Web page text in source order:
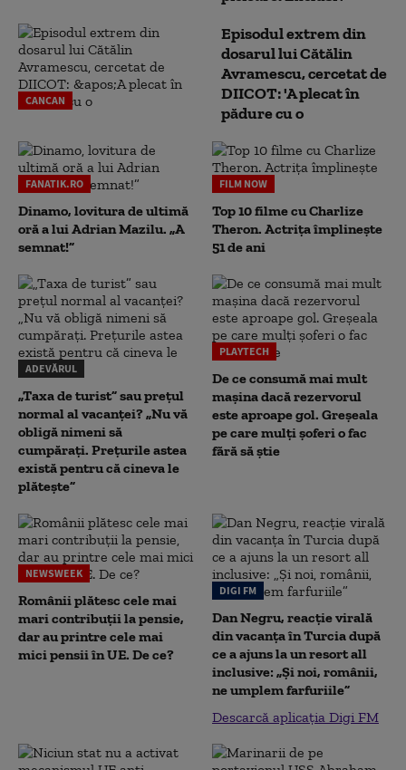
CANCAN
Episodul extrem din
dosarul lui Cătălin
Avramescu, cercetat de
DIICOT: 'A plecat în
pădure cu o
FANATIK.RO
Dinamo, lovitura de ultimă
oră a lui Adrian Mazilu. „A
semnat!”
FILM NOW
Top 10 filme cu Charlize
Theron. Actrița împlinește
51 de ani
ADEVĂRUL
„Taxa de turist” sau prețul
normal al vacanței? „Nu vă
obligă nimeni să
cumpărați. Prețurile astea
există pentru că cineva le
plătește”
PLAYTECH
De ce consumă mai mult
mașina dacă rezervorul
este aproape gol. Greșeala
pe care mulți șoferi o fac
fără să știe
NEWSWEEK
Românii plătesc cele mai
mari contribuții la pensie,
dar au printre cele mai
mici pensii în UE. De ce?
DIGI FM
Dan Negru, reacție virală
din vacanța în Turcia după
ce a ajuns la un resort all
inclusive: „Și noi, românii,
ne umplem farfuriile”
Descarcă aplicația Digi FM